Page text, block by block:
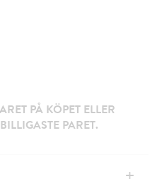
PÅ KÖPET ELLER
PARET.
+